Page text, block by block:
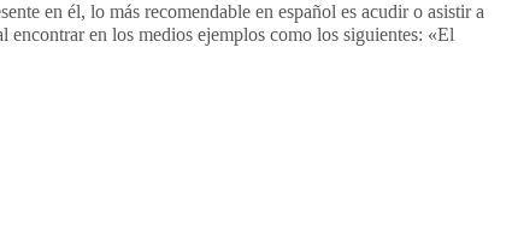
en él, lo más recomendable en español es acudir o asistir a
encontrar en los medios ejemplos como los siguientes: «El